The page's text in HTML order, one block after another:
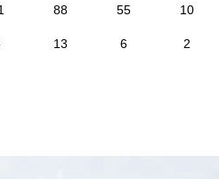
88 55 10
13 6 2